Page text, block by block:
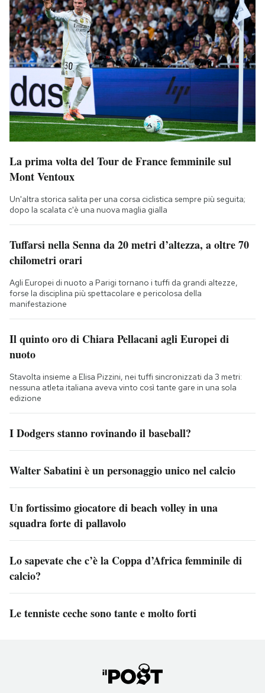
La prima volta del Tour de France femminile sul
Mont Ventoux
Un'altra storica salita per una corsa ciclistica sempre più seguita;
dopo la scalata c'è una nuova maglia gialla
Tuffarsi nella Senna da 20 metri d’altezza, a oltre 70
chilometri orari
Agli Europei di nuoto a Parigi tornano i tuffi da grandi altezze,
forse la disciplina più spettacolare e pericolosa della
manifestazione
Il quinto oro di Chiara Pellacani agli Europei di
nuoto
Stavolta insieme a Elisa Pizzini, nei tuffi sincronizzati da 3 metri:
nessuna atleta italiana aveva vinto così tante gare in una sola
edizione
I Dodgers stanno rovinando il baseball?
Walter Sabatini è un personaggio unico nel calcio
Un fortissimo giocatore di beach volley in una
squadra forte di pallavolo
Lo sapevate che c’è la Coppa d’Africa femminile di
calcio?
Le tenniste ceche sono tante e molto forti